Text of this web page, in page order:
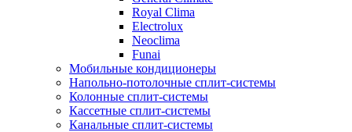
Royal Clima
Electrolux
Neoclima
Funai
Мобильные кондиционеры
Напольно-потолоч​ные ​сплит-системы
Колонные ​​сплит-системы
Кассетные сплит-системы
Канальные сплит-системы